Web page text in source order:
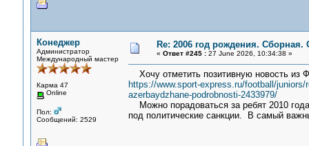
Конеджер
Администратор
Международный мастер
Карма 47
Online
Пол:
Сообщений: 2529
Re: 2006 год рождения.
« Ответ #245 :27 June 2026, 10:34:38 »
Хочу отметить позитивную новость
https://www.sport-express.ru/football/
azerbaydzhane-podrobnosti-2433979/
Можно порадоваться за ребят 2010
под политические санкции. В самый